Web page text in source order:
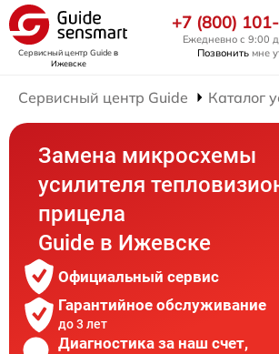
Сервисный центр Guideв
Ижевске
+7 (800)
Ежедневно с 9:00
Позвонить мне
Сервисный центр Guide Каталог
Замена микросхемы
усилителя
прицела
Guide в Ижевске
Официальный сервис
Гарантийное обслуживание
до 3 лет
Диагностика за наш счет,